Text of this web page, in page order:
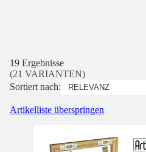
19 Ergebnisse
(21 VARIANTEN)
Sortiert nach:
Artikelliste überspringen